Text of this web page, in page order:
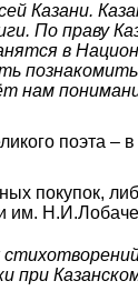
Казани.
По праву
в
нам
поэта –
покупок,
им.
при